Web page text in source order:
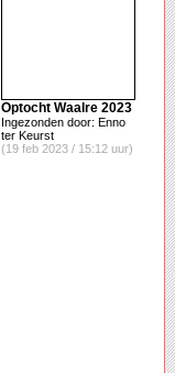
Optocht Waalre 2023
Ingezonden door: Enno
ter Keurst
(19 feb 2023 / 15:12 uur)